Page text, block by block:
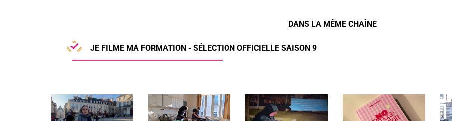
DANS LA MÊME CHAÎNE
JE FILME MA FORMATION - SÉLECTION OFFICIELLE SAISON 9